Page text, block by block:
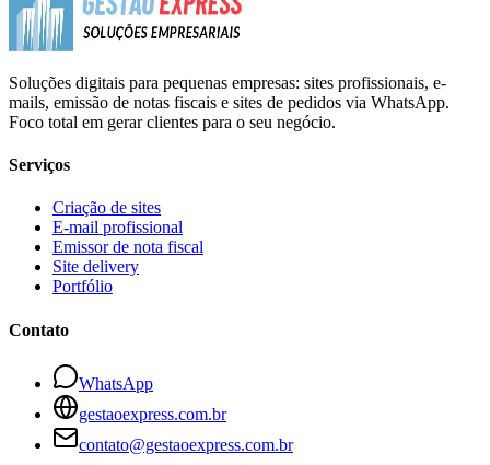
Soluções digitais para pequenas empresas: sites profissionais, e-
mails, emissão de notas fiscais e sites de pedidos via WhatsApp.
Foco total em gerar clientes para o seu negócio.
Serviços
Criação de sites
E-mail profissional
Emissor de nota fiscal
Site delivery
Portfólio
Contato
WhatsApp
gestaoexpress.com.br
contato@gestaoexpress.com.br